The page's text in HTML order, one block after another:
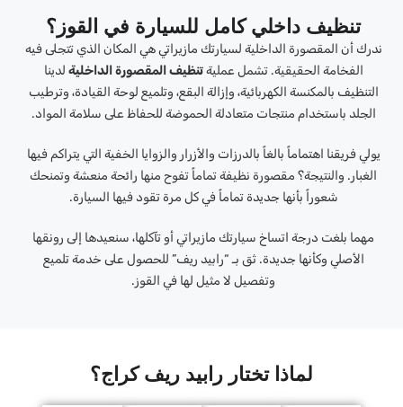
تنظيف داخلي كامل للسيارة في القوز؟
ندرك أن المقصورة الداخلية لسيارتك مازيراتي هي المكان الذي تتجلى فيه
الفخامة الحقيقية. تشمل عمليةتنظيف المقصورة الداخلية لدينا
التنظيف بالمكنسة الكهربائية، وإزالة البقع، وتلميع لوحة القيادة، وترطيب
الجلد باستخدام منتجات متعادلة الحموضة للحفاظ على سلامة المواد.
يولي فريقنا اهتماماً بالغاً بالدرزات والأزرار والزوايا الخفية التي يتراكم فيها
الغبار. والنتيجة؟ مقصورة نظيفة تماماً تفوح منها رائحة منعشة وتمنحك
شعوراً بأنها جديدة تماماً في كل مرة تقود فيها السيارة.
مهما بلغت درجة اتساخ سيارتك مازيراتي أو تآكلها، سنعيدها إلى رونقها
الأصلي وكأنها جديدة. ثق بـ “رابيد ريف” للحصول على خدمة تلميع
وتفصيل لا مثيل لها في القوز.
لماذا تختار رابيد ريف كراج؟